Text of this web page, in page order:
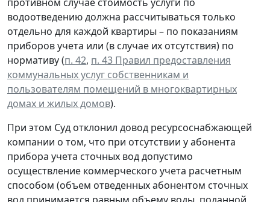
водоотведению должна рассчитываться только
отдельно для каждой квартиры – по показаниям
приборов учета или (в случае их отсутствия) по
нормативу (п. 42, п. 43 Правил предоставления
коммунальных услуг собственникам и
пользователям помещений в многоквартирных
домах и жилых домов).
При этом Суд отклонил довод ресурсоснабжающей
компании о том, что при отсутствии у абонента
прибора учета сточных вод допустимо
осуществление коммерческого учета расчетным
способом (объем отведенных абонентом сточных